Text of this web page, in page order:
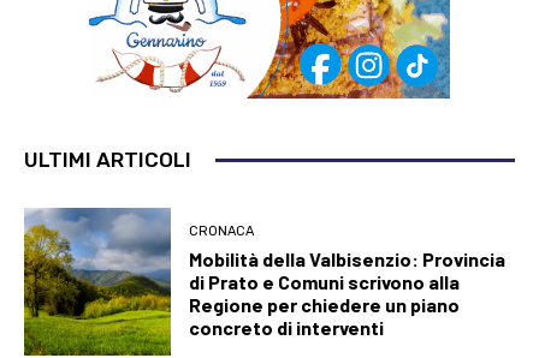
ULTIMI ARTICOLI
CRONACA
Mobilità della Valbisenzio: Provincia
di Prato e Comuni scrivono alla
Regione per chiedere un piano
concreto di interventi